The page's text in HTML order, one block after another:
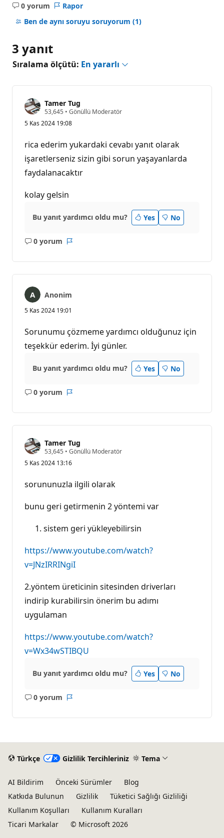
0 yorum
Açıklama
yok
Rapor
Ben de aynı soruyu soruyorum (1)
3 yanıt
Sıralama ölçütü: En yararlı
Tamer Tug
53,645 S
y
ı
n
l
ı
k
a
• Gönüllü Moderatör
5 Kas 2024 19:08
rica ederim yukardaki cevabı yanıt olarak
işaretlerseniz sizin gibi sorun yaşayanlarda
faydalanacaktır
kolay gelsin
Bu yanıt yardımcı oldu mu? Yes No
0 yorum
Açıklama
Anonim
5 Kas 2024 19:01
Sorunumu çözmeme yardımcı olduğunuz için
teşekkür ederim. İyi günler.
Bu yanıt yardımcı oldu mu? Yes No
0 yorum
Açıklama
Tamer Tug
53,645 S
y
ı
n
ı
k
u
a
ı
• Gönüllü Moderatör
5 Kas 2024 13:16
sorununuzla ilgili olarak
bunu geri getirmenin 2 yöntemi var
sistem geri yükleyebilirsin
https://www.youtube.com/watch?
v=JNzIRRINgiI
2.yöntem üreticinin sitesinden driverları
indirip kurabilirsin önerim bu adımı
uygulaman
https://www.youtube.com/watch?
v=Wx34wSTIBQU
Bu yanıt yardımcı oldu mu? Yes No
0 yorum
Açıklama
Türkçe Gizlilik Tercihleriniz Tema
AI Bildirim Önceki Sürümler
Blog
Katkıda Bulunun
Gizlilik
Tüketici Sağlığı Gizliliği
Kullanım Koşulları
Kullanım Kuralları
Ticari Markalar
© Microsoft 2026